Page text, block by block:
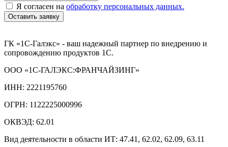
Я согласен на обработку персональных данных.
Оставить заявку
ГК «1С-Галэкс» - ваш надежный партнер по внедрению и
сопровождению продуктов 1С.
ООО «1С-ГАЛЭКС:ФРАНЧАЙЗИНГ»
ИНН: 2221195760
ОГРН: 1122225000996
ОКВЭД: 62.01
Вид деятельности в области ИТ: 47.41, 62.02, 62.09, 63.11